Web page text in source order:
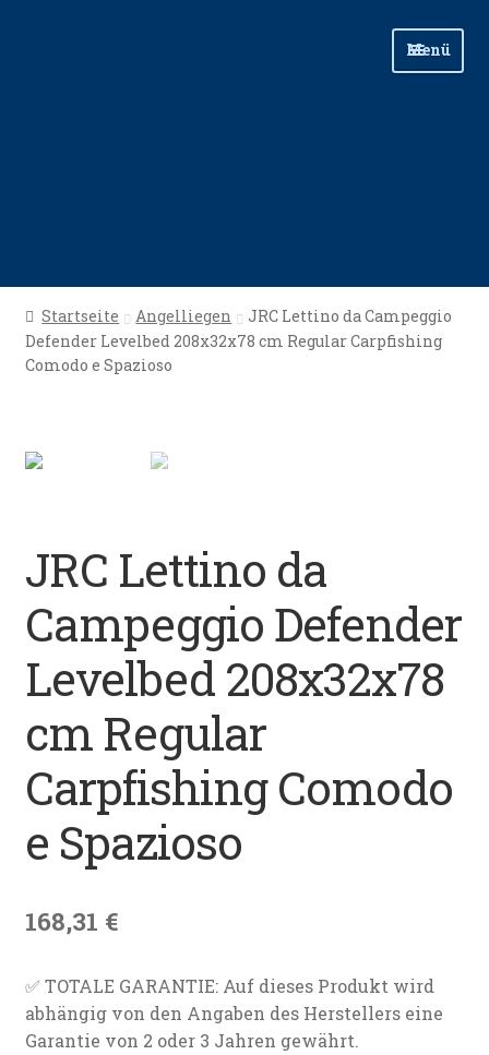
Menü
Start
Angellinks
Angelvideos
Impressum
Kontakt
Shop
Startseite Angelliegen
JRC Lettino da Campeggio
Defender Levelbed 208x32x78 cm Regular Carpfishing
Comodo e Spazioso
JRC Lettino da
Campeggio Defender
Levelbed 208x32x78
cm Regular
Carpfishing Comodo
e Spazioso
168,31 €
✅ TOTALE GARANTIE: Auf dieses Produkt wird
abhängig von den Angaben des Herstellers eine
Garantie von 2 oder 3 Jahren gewährt.